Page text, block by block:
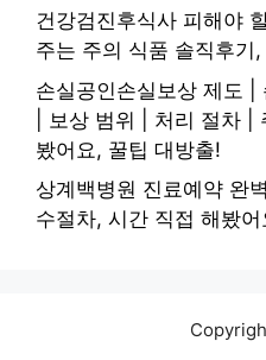
건강검진후식사 피해야
주는 주의 식품 솔직후기
손실공인손실보상 제도 |
| 보상 범위 | 처리 절차 |
봤어요, 꿀팁 대방출!
상계백병원 진료예약 완
수절차, 시간 직접 해봤어